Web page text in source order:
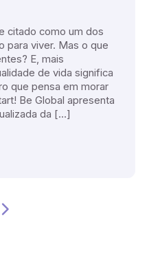
citado como um dos
para viver. Mas o que
E, mais
de vida significa
que pensa em morar
Be Global apresenta
da […]